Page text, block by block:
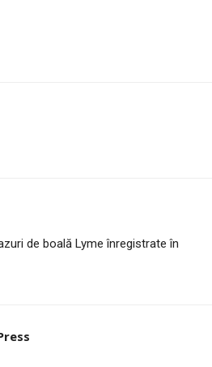
de boală Lyme înregistrate în